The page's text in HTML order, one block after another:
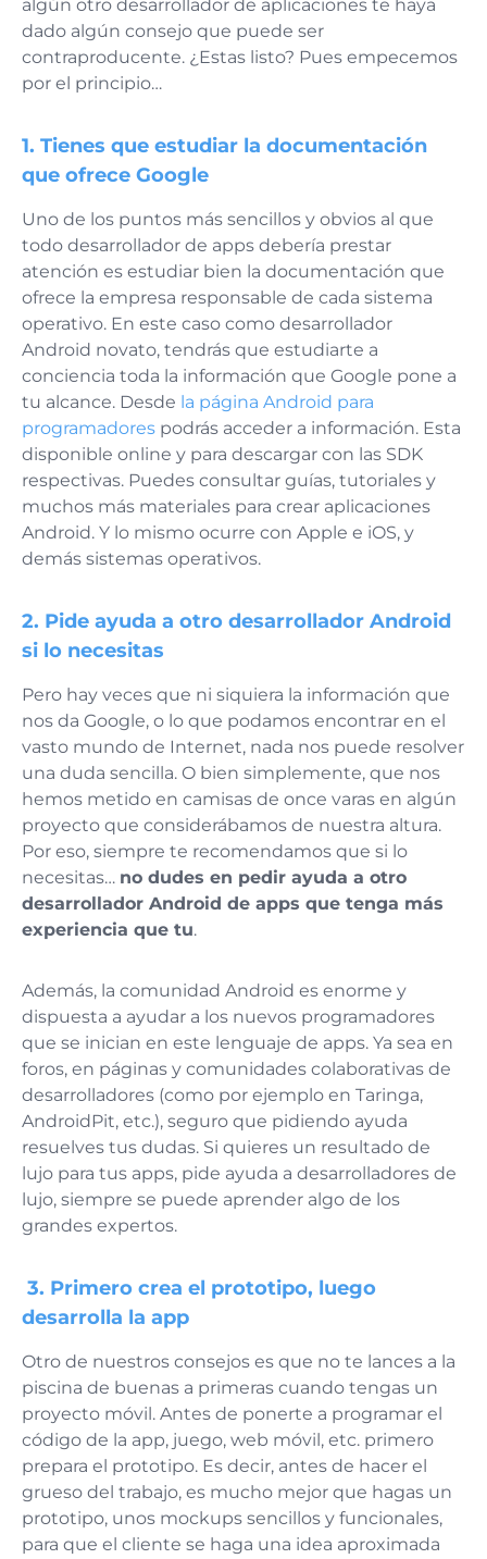
algún otro desarrollador de aplicaciones te haya
dado algún consejo que puede ser
contraproducente. ¿Estas listo? Pues empecemos
por el principio…
1. Tienes que estudiar la documentación
que ofrece Google
Uno de los puntos más sencillos y obvios al que
todo desarrollador de apps debería prestar
atención es estudiar bien la documentación que
ofrece la empresa responsable de cada sistema
operativo. En este caso como desarrollador
Android novato, tendrás que estudiarte a
conciencia toda la información que Google pone a
tu alcance. Desde la página Android para
programadores podrás acceder a información. Esta
disponible online y para descargar con las SDK
respectivas. Puedes consultar guías, tutoriales y
muchos más materiales para crear aplicaciones
Android. Y lo mismo ocurre con Apple e iOS, y
demás sistemas operativos.
2. Pide ayuda a otro desarrollador Android
si lo necesitas
Pero hay veces que ni siquiera la información que
nos da Google, o lo que podamos encontrar en el
vasto mundo de Internet, nada nos puede resolver
una duda sencilla. O bien simplemente, que nos
hemos metido en camisas de once varas en algún
proyecto que considerábamos de nuestra altura.
Por eso, siempre te recomendamos que si lo
necesitas… no dudes en pedir ayuda a otro
desarrollador Android de apps que tenga más
experiencia que tu.
Además, la comunidad Android es enorme y
dispuesta a ayudar a los nuevos programadores
que se inician en este lenguaje de apps. Ya sea en
foros, en páginas y comunidades colaborativas de
desarrolladores (como por ejemplo en Taringa,
AndroidPit, etc.), seguro que pidiendo ayuda
resuelves tus dudas. Si quieres un resultado de
lujo para tus apps, pide ayuda a desarrolladores de
lujo, siempre se puede aprender algo de los
grandes expertos.
3. Primero crea el prototipo, luego
desarrolla la app
Otro de nuestros consejos es que no te lances a la
piscina de buenas a primeras cuando tengas un
proyecto móvil. Antes de ponerte a programar el
código de la app, juego, web móvil, etc. primero
prepara el prototipo. Es decir, antes de hacer el
grueso del trabajo, es mucho mejor que hagas un
prototipo, unos mockups sencillos y funcionales,
para que el cliente se haga una idea aproximada